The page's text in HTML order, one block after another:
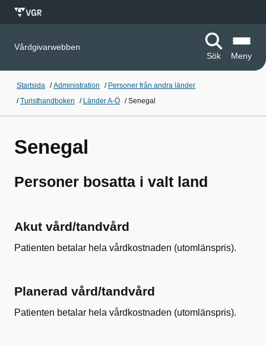
Vårdgivarwebben
Sök
Meny
Startsida /Administration / Personer från andra länder
/Turisthandboken / Länder A-Ö /Senegal
Senegal
Personer bosatta i valt land
Akut vård/tandvård
Patienten betalar hela vårdkostnaden (utomlänspris).
Planerad vård/tandvård
Patienten betalar hela vårdkostnaden (utomlänspris).